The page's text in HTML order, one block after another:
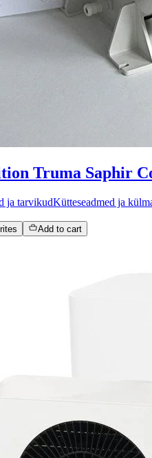
Truma Saphir
ja tarvikudKütteseadmed ja
Add to cart